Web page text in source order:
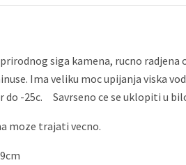
siga kamena, rucno
Ima veliku moc upijanja viska
do -25c. Savrseno ce se uklopiti u
moze trajati vecno.